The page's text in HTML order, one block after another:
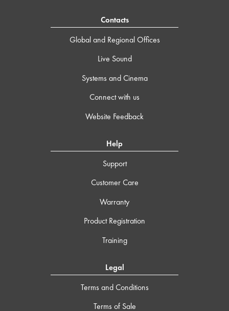
Contacts
Global and Regional Offices
Live Sound
Systems and Cinema
Connect with us
Website Feedback
Help
Support
Customer Care
Warranty
Product Registration
Training
Legal
Terms and Conditions
Terms of Sale